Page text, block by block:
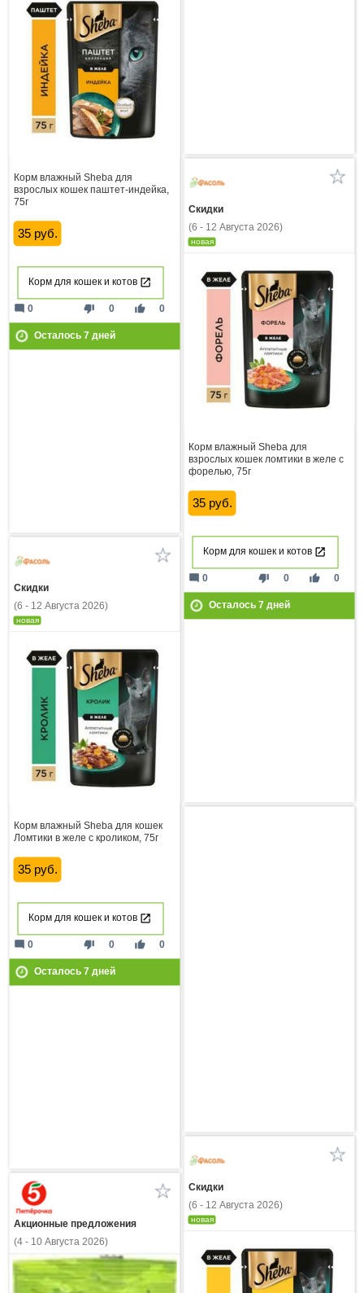
Корм влажный Sheba для
взрослых кошек паштет-индейка,
75г
35 руб.
Корм для кошек и котов
thumb_down 0 thumb_up 0
mode_comment 0
Осталось 7дней
Скидки
(6 - 12 Августа 2026)
новая
Корм влажный Sheba для
взрослых кошек ломтики в желе с
форелью, 75г
35 руб.
Корм для кошек и котов
thumb_down 0 thumb_up 0
mode_comment 0
Осталось 7дней
Скидки
(6 - 12 Августа 2026)
новая
Корм влажный Sheba для кошек
Ломтики в желе с кроликом, 75г
35 руб.
Корм для кошек и котов
thumb_down 0 thumb_up 0
mode_comment 0
Осталось 7дней
Скидки
(6 - 12 Августа 2026)
новая
Акционные предложения
(4 - 10 Августа 2026)